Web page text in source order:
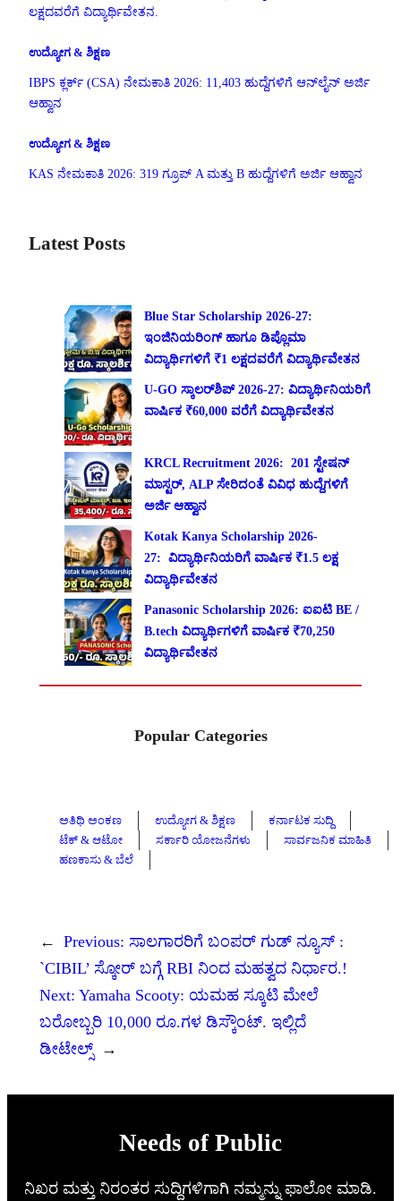
ಲಕ್ಷದವರೆಗೆ ವಿದ್ಯಾರ್ಥಿವೇತನ.
ಉದ್ಯೋಗ & ಶಿಕ್ಷಣ
IBPS ಕ್ಲರ್ಕ್ (CSA) ನೇಮಕಾತಿ 2026: 11,403 ಹುದ್ದೆಗಳಿಗೆ ಆನ್‌ಲೈನ್ ಅರ್ಜಿ
ಆಹ್ವಾನ
ಉದ್ಯೋಗ & ಶಿಕ್ಷಣ
KAS ನೇಮಕಾತಿ 2026: 319 ಗ್ರೂಪ್ A ಮತ್ತು B ಹುದ್ದೆಗಳಿಗೆ ಅರ್ಜಿ ಆಹ್ವಾನ
Latest Posts
Blue Star Scholarship 2026-27:
ಇಂಜಿನಿಯರಿಂಗ್ ಹಾಗೂ ಡಿಪ್ಲೊಮಾ
ವಿದ್ಯಾರ್ಥಿಗಳಿಗೆ ₹1 ಲಕ್ಷದವರೆಗೆ ವಿದ್ಯಾರ್ಥಿವೇತನ
U-GO ಸ್ಕಾಲರ್‌ಶಿಪ್ 2026-27: ವಿದ್ಯಾರ್ಥಿನಿಯರಿಗೆ
ವಾರ್ಷಿಕ ₹60,000 ವರೆಗೆ ವಿದ್ಯಾರ್ಥಿವೇತನ
KRCL Recruitment 2026: 201 ಸ್ಟೇಷನ್
ಮಾಸ್ಟರ್, ALP ಸೇರಿದಂತೆ ವಿವಿಧ ಹುದ್ದೆಗಳಿಗೆ
ಅರ್ಜಿ ಆಹ್ವಾನ
Kotak Kanya Scholarship 2026-
27: ವಿದ್ಯಾರ್ಥಿನಿಯರಿಗೆ ವಾರ್ಷಿಕ ₹1.5 ಲಕ್ಷ
ವಿದ್ಯಾರ್ಥಿವೇತನ
Panasonic Scholarship 2026: ಐಐಟಿ BE /
B.tech ವಿದ್ಯಾರ್ಥಿಗಳಿಗೆ ವಾರ್ಷಿಕ ₹70,250
ವಿದ್ಯಾರ್ಥಿವೇತನ
Popular Categories
ಅತಿಥಿ ಅಂಕಣ ಉದ್ಯೋಗ & ಶಿಕ್ಷಣ
ಕರ್ನಾಟಕ ಸುದ್ದಿ
ಟೆಕ್ & ಆಟೋ
ಸರ್ಕಾರಿ ಯೋಜನೆಗಳು
ಸಾರ್ವಜನಿಕ ಮಾಹಿತಿ
ಹಣಕಾಸು & ಬೆಲೆ
← Previous: ಸಾಲಗಾರರಿಗೆ ಬಂಪರ್ ಗುಡ್ ನ್ಯೂಸ್ :
`CIBIL’ ಸ್ಕೋರ್ ಬಗ್ಗೆ RBI ನಿಂದ ಮಹತ್ವದ ನಿರ್ಧಾರ.!
Next: Yamaha Scooty: ಯಮಹ ಸ್ಕೂಟಿ ಮೇಲೆ
ಬರೋಬ್ಬರಿ 10,000 ರೂ.ಗಳ ಡಿಸ್ಕೌಂಟ್‌. ಇಲ್ಲಿದೆ
ಡೀಟೇಲ್ಸ್ →
Needs of Public
ನಿಖರ ಮತ್ತು ನಿರಂತರ ಸುದ್ದಿಗಳಿಗಾಗಿ ನಮ್ಮನ್ನು ಫಾಲೋ ಮಾಡಿ.